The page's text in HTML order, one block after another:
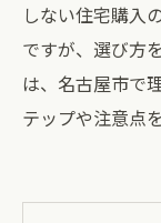
しない住宅購入
ですが、選び方
は、名古屋市で
テップや注意点